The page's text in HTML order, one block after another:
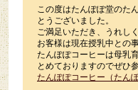
この度はたんぽぽ堂のた
とうございました。
ご満足いただき、うれし
お客様は現在授乳中との事
たんぽぽコーヒーは母乳
とめておりますのでぜひ
たんぽぽコーヒー（たん